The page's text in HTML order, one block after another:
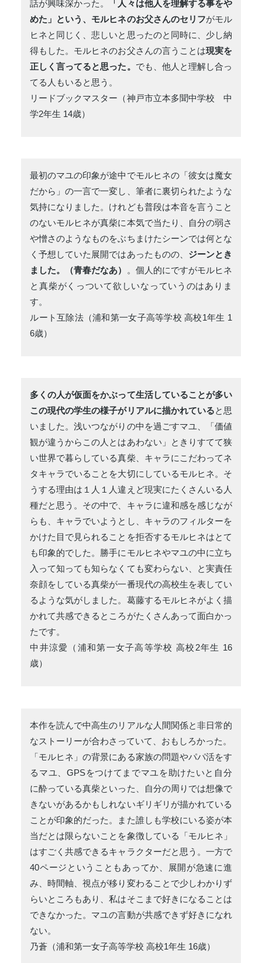
話が興味深かった。
「人々は他人を理解する事をや
めた」という、モルヒネのお父さんのセリフがモル
ヒネと同じく、悲しいと思ったのと同時に、少し納
得もした。モルヒネのお父さんの言うことは現実を
正しく言ってると思った。 でも、他人と理解し合っ
てる人もいると思う。
リードブックマスター（神戸市立本多聞中学校 中
学2年生 14歳）
最初のマユの印象が途中でモルヒネの「彼女は魔女
だから」の一言で一変し、筆者に裏切られたような
気持になりました。けれども普段は本音を言うこと
のないモルヒネが真柴に本気で当たり、自分の弱さ
や憎さのようなものをぶちまけたシーンでは何とな
く予想していた展開ではあったものの、 ジーンとき
ました。（青春だなあ）
。個人的にですがモルヒネ
と真柴がくっついて欲しいなっていうのはありま
す。
ルート互除法（浦和第一女子高等学校 高校1年生 1
6歳）
多くの人が仮面をかぶって生活していることが多い
この現代の学生の様子がリアルに描かれていると思
いました。浅いつながりの中を過ごすマユ、「価値
観が違うからこの人とはあわない」ときりすてて狭
い世界で暮らしている真柴、キャラにこだわってネ
タキャラでいることを大切にしているモルヒネ。そ
うする理由は１人１人違えど現実にたくさんいる人
種だと思う。その中で、キャラに違和感を感じなが
らも、キャラでいようとし、キャラのフィルターを
かけた目で見られることを拒否するモルヒネはとて
も印象的でした。勝手にモルヒネやマユの中に立ち
入って知っても知らなくても変わらない、と実責任
奈顔をしている真柴が一番現代の高校生を表してい
るような気がしました。葛藤するモルヒネがよく描
かれて共感できるところがたくさんあって面白かっ
たです。
中井涼愛（浦和第一女子高等学校 高校2年生 16
歳）
本作を読んで中高生のリアルな人間関係と非日常的
なストーリーが合わさっていて、おもしろかった。
「モルヒネ」の背景にある家族の問題やパパ活をす
るマユ、GPSをつけてまでマユを助けたいと自分
に酔っている真柴といった、自分の周りでは想像で
きないがあるかもしれないギリギリが描かれている
ことが印象的だった。また誰しも学校にいる姿が本
当だとは限らないことを象徴している「モルヒネ」
はすごく共感できるキャラクターだと思う。一方で
40ページということもあってか、展開が急速に進
み、時間軸、視点が移り変わることで少しわかりず
らいところもあり、私はそこまで好きになることは
できなかった。マユの言動が共感できず好きになれ
ない。
乃蒼（浦和第一女子高等学校 高校1年生 16歳）